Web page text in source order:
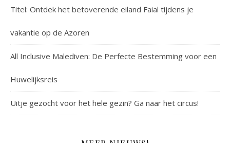
Titel: Ontdek het betoverende eiland Faial tijdens je
vakantie op de Azoren
All Inclusive Malediven: De Perfecte Bestemming voor een
Huwelijksreis
Uitje gezocht voor het hele gezin? Ga naar het circus!